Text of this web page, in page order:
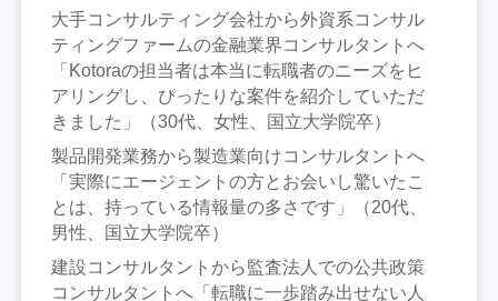
大手コンサルティング会社から外資系コンサル
ティングファームの金融業界コンサルタントへ
「Kotoraの担当者は本当に転職者のニーズをヒ
アリングし、ぴったりな案件を紹介していただ
きました」（30代、女性、国立大学院卒）
製品開発業務から製造業向けコンサルタントへ
「実際にエージェントの方とお会いし驚いたこ
とは、持っている情報量の多さです」（20代、
男性、国立大学院卒）
建設コンサルタントから監査法人での公共政策
コンサルタントへ「転職に一歩踏み出せない人